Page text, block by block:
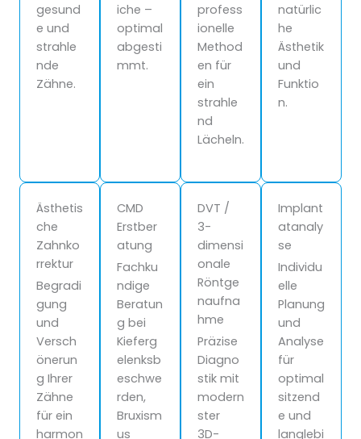
gesund
e und
strahle
nde
Zähne.
iche –
optimal
abgesti
mmt.
profess
ionelle
Method
en für
ein
strahle
nd
Lächeln.
natürlic
he
Ästhetik
und
Funktio
n.
Ästhetis
che
Zahnko
rrektur
Begradi
gung
und
Versch
önerun
g Ihrer
Zähne
für ein
harmon
CMD
Erstber
atung
Fachku
ndige
Beratun
g bei
Kieferg
elenksb
eschwe
rden,
Bruxism
us
DVT /
3-
dimensi
onale
Röntge
naufna
hme
Präzise
Diagno
stik mit
modern
ster
3D-
Implant
atanaly
se
Individu
elle
Planung
und
Analyse
für
optimal
sitzend
e und
langlebi